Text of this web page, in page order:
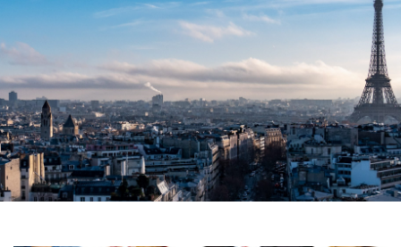
Animatie
Documentaire
Drama
Fantasy
Horror